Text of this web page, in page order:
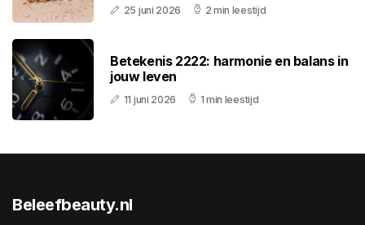
25 juni 2026 2 min leestijd
Betekenis 2222: harmonie en balans in
jouw leven
11 juni 2026 1 min leestijd
Beleefbeauty.nl